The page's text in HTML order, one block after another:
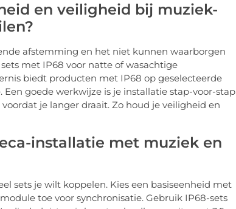
en veiligheid bij muziek-
afstemming en het niet kunnen waarborgen
met IP68 voor natte of wasachtige
biedt producten met IP68 op geselecteerde
Een goede werkwijze is je installatie stap-voor-stap
je langer draait. Zo houd je veiligheid en
installatie met muziek en
sets je wilt koppelen. Kies een basiseenheid met
toe voor synchronisatie. Gebruik IP68-sets